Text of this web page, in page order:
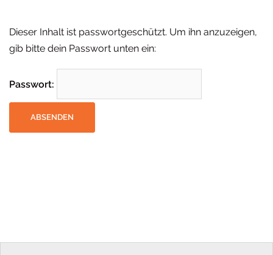
Dieser Inhalt ist passwortgeschützt. Um ihn anzuzeigen,
gib bitte dein Passwort unten ein:
Passwort: